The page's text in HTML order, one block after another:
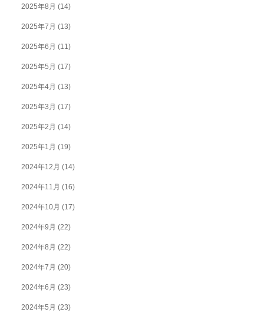
2025年8月 (14)
2025年7月 (13)
2025年6月 (11)
2025年5月 (17)
2025年4月 (13)
2025年3月 (17)
2025年2月 (14)
2025年1月 (19)
2024年12月 (14)
2024年11月 (16)
2024年10月 (17)
2024年9月 (22)
2024年8月 (22)
2024年7月 (20)
2024年6月 (23)
2024年5月 (23)